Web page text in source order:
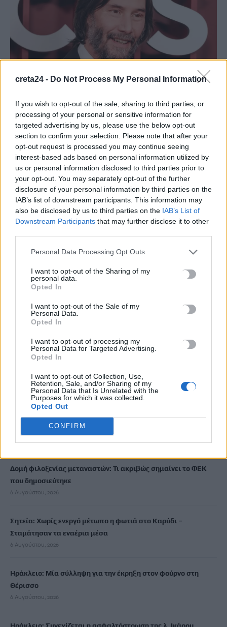
creta24 - Do Not Process My Personal Information
If you wish to opt-out of the sale, sharing to third parties, or
processing of your personal or sensitive information for
targeted advertising by us, please use the below opt-out
section to confirm your selection. Please note that after your
opt-out request is processed you may continue seeing
interest-based ads based on personal information utilized by
us or personal information disclosed to third parties prior to
your opt-out. You may separately opt-out of the further
disclosure of your personal information by third parties on the
IAB’s list of downstream participants. This information may
also be disclosed by us to third parties on the IAB’s List of
Downstream Participants that may further disclose it to other
Personal Data Processing Opt Outs
I want to opt-out of the Sharing of my
personal data.
Opted In
I want to opt-out of the Sale of my
Personal Data.
Opted In
I want to opt-out of processing my
Personal Data for Targeted Advertising.
Opted In
I want to opt-out of Collection, Use,
Retention, Sale, and/or Sharing of my
Personal Data that Is Unrelated with the
Purposes for which it was collected.
Opted Out
CONFIRM
Εμμονική θαυμάστρια του Κιάνου Ριβς
προσπάθησε να μπει στο αυτοκίνητό του
– Οι σωματοφύλακες την έσυραν μακριά
του
Περιμένοντας τον Κιάνου Ριβς… Μια φανατική θαυμάστρια του
ηθοποιού – που ισχυρίζεται ότι είναι η «θεϊκή σύζυγός» του –…
Newsroom 22 Οκτωβρίου, 2025
ΡΟΗ ΕΙΔΗΣΕΩΝ
Σάκκαρη – Προκρίνεται στους «32»
6 Αυγούστου, 2026
επικοινωνίας, είναι θέμα οργάνωσης
6 Αυγούστου, 2026
Συγκλονίζουν οι αποκαλύψεις για τη δολοφονία 4 παιδιών
στη Νέα Υόρκη: Το τελευταίο μήνυμα που έστειλε η μητέρα
στον πρώην σύζυγό της
6 Αυγούστου, 2026
Ηράκλειο: Απάτη με δήθεν επενδύσεις σε μετοχές – 55χρονος
έχασε 100.000 ευρώ
Δομή φιλοξενίας μεταναστών: Τι ακριβώς σημαίνει το ΦΕΚ
που δημοσιεύτηκε
6 Αυγούστου, 2026
Σητεία: Χωρίς ενεργό μέτωπο η φωτιά στο Καρύδι –
Σταμάτησαν τα εναέρια μέσα
6 Αυγούστου, 2026
Ηράκλειο: Μία σύλληψη για την έκρηξη στον φούρνο στη
Θέρισσο
6 Αυγούστου, 2026
Ηράκλειο: Συνεχίζεται η ασφαλτόστρωση της λ. Ικάρου